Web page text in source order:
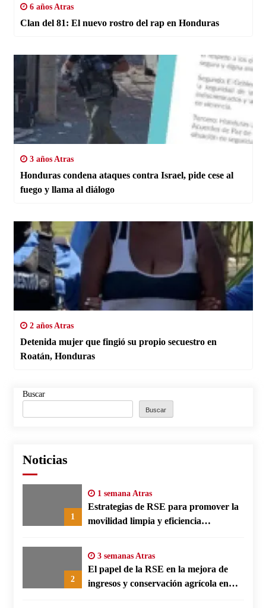
6 años Atras
Clan del 81: El nuevo rostro del rap en Honduras
3 años Atras
Honduras condena ataques contra Israel, pide cese al
fuego y llama al diálogo
2 años Atras
Detenida mujer que fingió su propio secuestro en
Roatán, Honduras
Buscar
Buscar
Noticias
1
1 semana Atras
Estrategias de RSE para promover la
movilidad limpia y eficiencia
2
3 semanas Atras
El papel de la RSE en la mejora de
ingresos y conservación agrícola en